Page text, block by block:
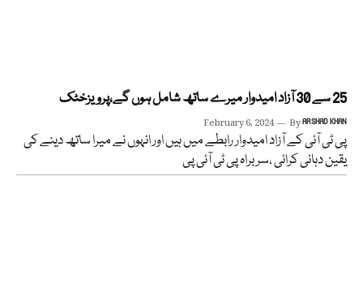
25 سے 30 آزاد امیدوار میرے ساتھ شامل ہوں گے،پرویزخٹک
February 6, 2024 ByARSHAD KHAN
پی ٹی آئی کے آزاد امیدوار رابطے میں ہیں اور انہوں نے میرا ساتھ دینے کی
یقین دہانی کرائی ،سربراہ پی ٹی آئی پی